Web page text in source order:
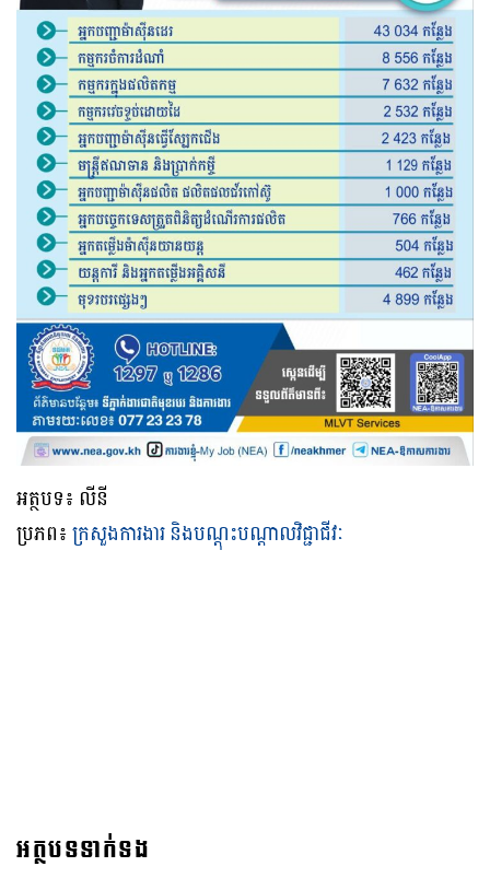
អត្ថបទ៖ លីនី
ប្រភព៖ ក្រសួងការងារ និងបណ្ដុះបណ្ដាលវិជ្ជាជីវៈ
អត្ថបទទាក់ទង